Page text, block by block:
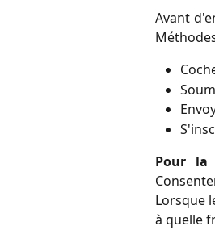
Avant
Pour la
Lorsque
à quelle